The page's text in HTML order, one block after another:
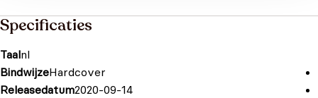
Specificaties
Taalnl
BindwijzeHardcover
Releasedatum2020-09-14